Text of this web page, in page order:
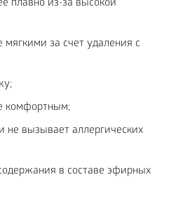
плавно из-за высокой
мягкими за счет удаления с
комфортным;
не вызывает аллергических
в составе эфирных